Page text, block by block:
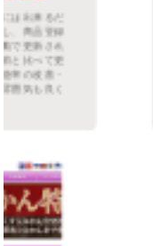
お客さんには最新の情報
的には最小限に収めたい
更新システムで実現。全
導入し、手作業で毎日30
いた作業内容が自動化で
ク間違いや土日祝日、深